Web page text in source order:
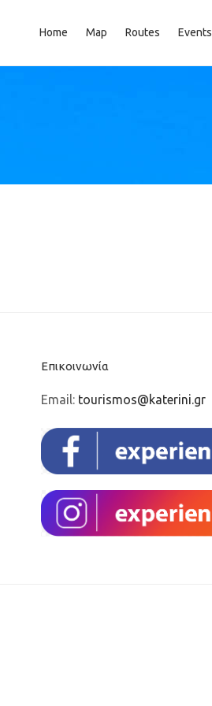
Home Map Routes Events
Επικοινωνία
Email: tourismos@katerini.gr